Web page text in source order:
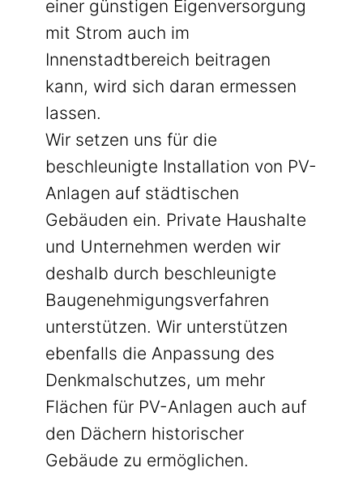
einer günstigen Eigenversorgung
mit Strom auch im
Innenstadtbereich beitragen
kann, wird sich daran ermessen
lassen.
Wir setzen uns für die
beschleunigte Installation von PV-
Anlagen auf städtischen
Gebäuden ein. Private Haushalte
und Unternehmen werden wir
deshalb durch beschleunigte
Baugenehmigungsverfahren
unterstützen. Wir unterstützen
ebenfalls die Anpassung des
Denkmalschutzes, um mehr
Flächen für PV-Anlagen auch auf
den Dächern historischer
Gebäude zu ermöglichen.